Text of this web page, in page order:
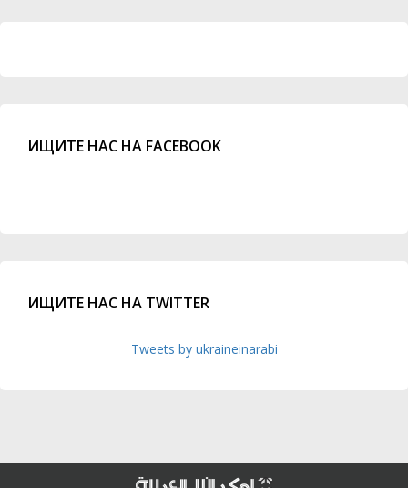
ИЩИТЕ НАС НА FACEBOOK
ИЩИТЕ НАС НА TWITTER
Tweets by ukraineinarabi